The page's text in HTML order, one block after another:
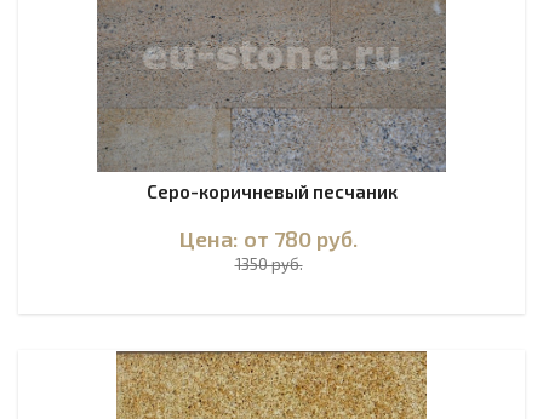
Серо-коричневый песчаник
Цена: от 780 руб.
1350 руб.